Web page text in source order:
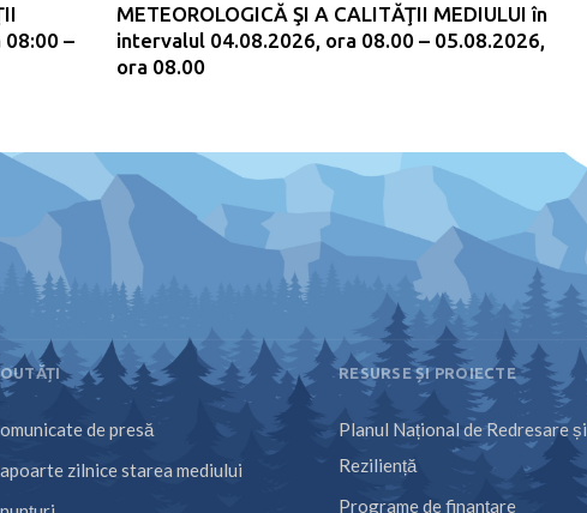
08:00 –
METEOROLOGICĂ ŞI A CALITĂŢII MEDIULUI în
intervalul 04.08.2026, ora 08.00 – 05.08.2026,
ora 08.00
de presă
zilnice starea mediului
RESURSE ȘI PROIECTE
Planul Național de Redresare și
Reziliență
Programe de finanțare